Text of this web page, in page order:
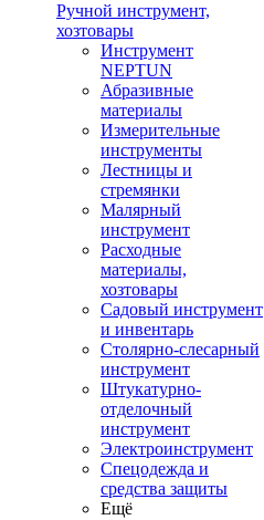
Ручной инструмент,
хозтовары
Инструмент
NEPTUN
Абразивные
материалы
Измерительные
инструменты
Лестницы и
стремянки
Малярный
инструмент
Расходные
материалы,
хозтовары
Садовый инструмент
и инвентарь
Столярно-слесарный
инструмент
Штукатурно-
отделочный
инструмент
Электроинструмент
Спецодежда и
средства защиты
Ещё